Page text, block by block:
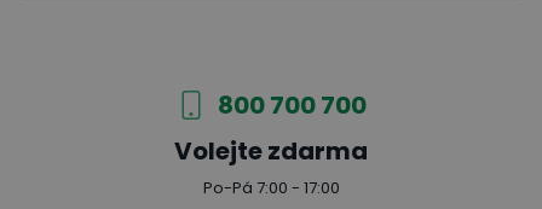
800 700 700
Volejte zdarma
Po-Pá 7:00 - 17:00